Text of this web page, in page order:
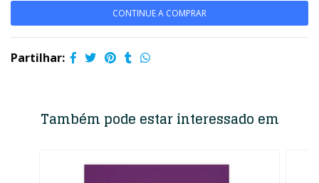
CONTINUE A COMPRAR
Partilhar:
Também pode estar interessado em